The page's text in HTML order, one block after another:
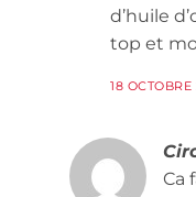
d’huile
top et
18
Ca